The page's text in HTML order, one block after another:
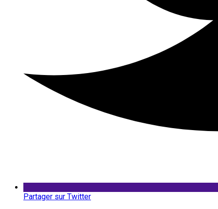
Partager sur Twitter